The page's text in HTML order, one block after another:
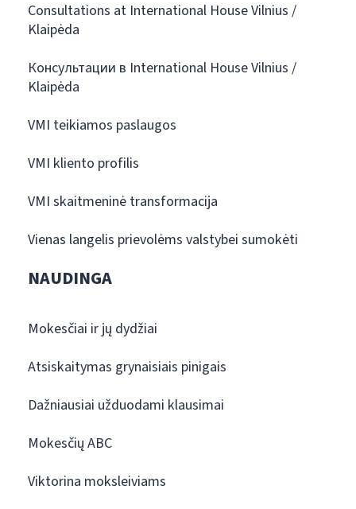
Consultations at International House Vilnius /
Klaipėda
Консультации в International House Vilnius /
Klaipėda
VMI teikiamos paslaugos
VMI kliento profilis
VMI skaitmeninė transformacija
Vienas langelis prievolėms valstybei sumokėti
NAUDINGA
Mokesčiai ir jų dydžiai
Atsiskaitymas grynaisiais pinigais
Dažniausiai užduodami klausimai
Mokesčių ABC
Viktorina moksleiviams